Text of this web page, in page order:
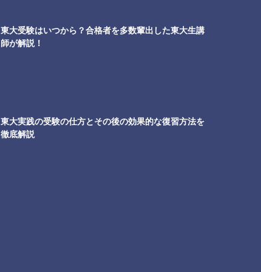
東大受験はいつから？合格者を多数輩出した東大生講
師が解説！
東大実践の受験の仕方とその後の効果的な復習方法を
徹底解説